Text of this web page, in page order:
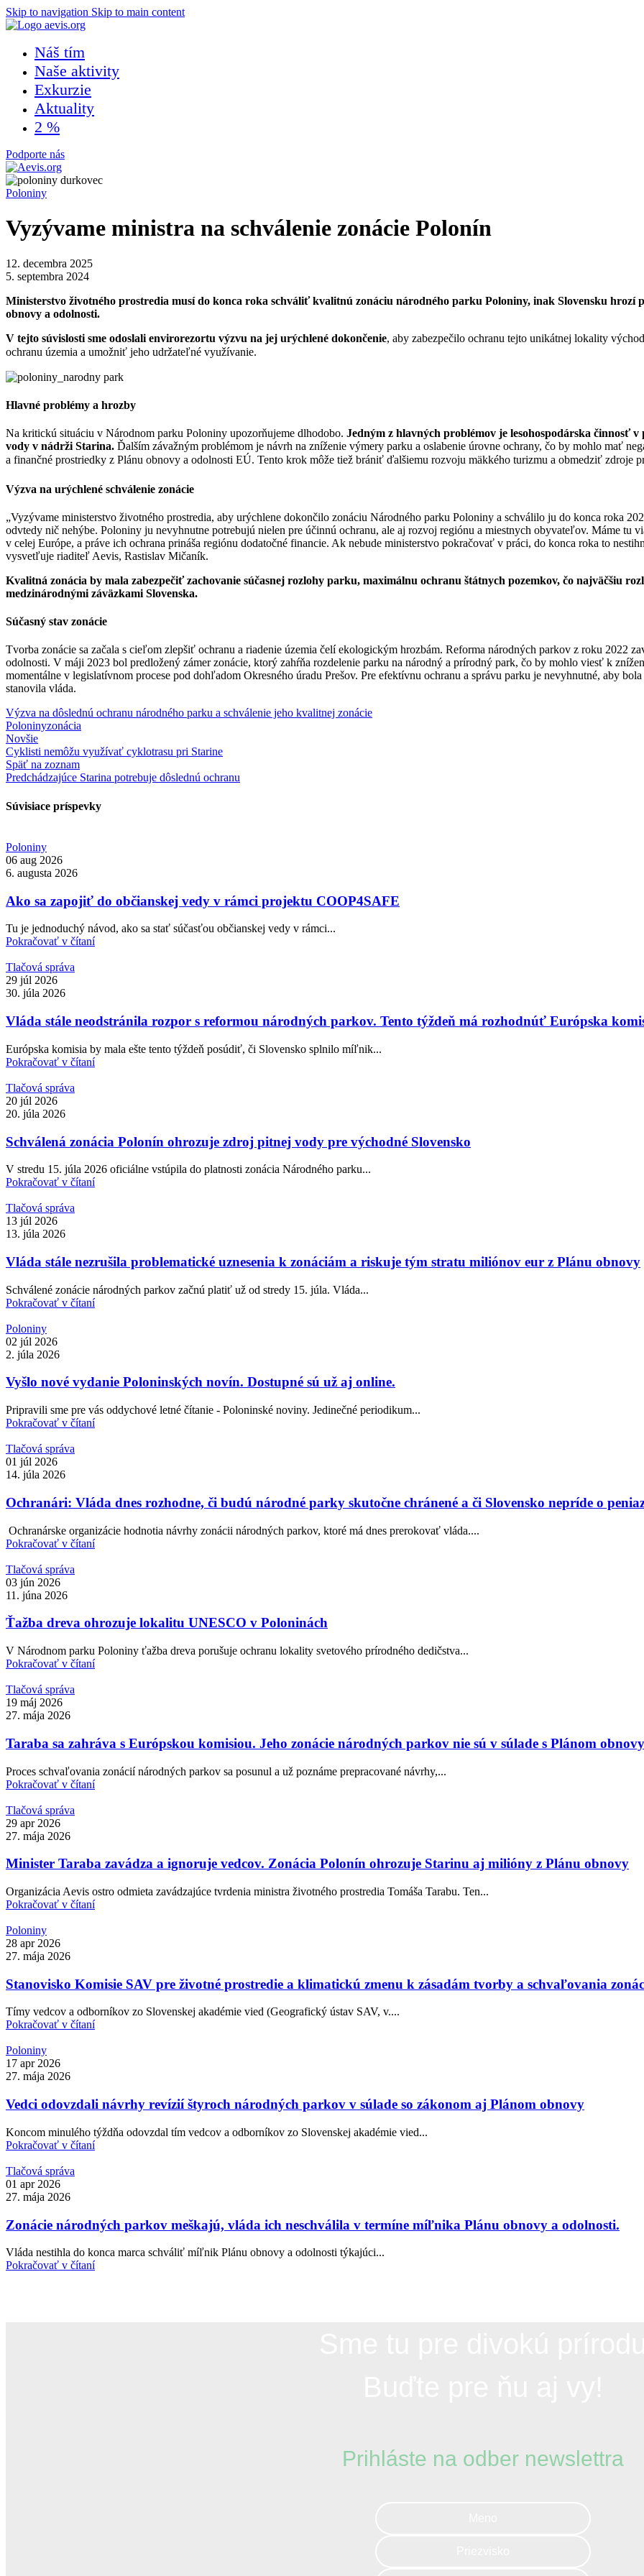
Skip to navigation Skip to main content
Náš tím
Naše aktivity
Exkurzie
Aktuality
2 %
Podporte nás
Poloniny
Vyzývame ministra na schválenie zonácie Polonín
12. decembra 2025
5. septembra 2024
Ministerstvo životného prostredia musí do konca roka schváliť kvalitnú zonáciu národného parku Poloniny, inak Slovensku
obnovy a odolnosti.
V tejto súvislosti sme odoslali envirorezortu výzvu na jej urýchlené dokončenie, aby zabezpečilo ochranu tejto unikátnej lokality
ochranu územia a umožniť jeho udržateľné využívanie.
Hlavné problémy a hrozby
Na kritickú situáciu v Národnom parku Poloniny upozorňujeme dlhodobo. Jedným z hlavných problémov je lesohospodárska činnosť
vody v nádrži Starina. Ďalším závažným problémom je návrh na zníženie výmery parku a oslabenie úrovne ochrany, čo by mohlo mať
a finančné prostriedky z Plánu obnovy a odolnosti EÚ. Tento krok môže tiež brániť ďalšiemu rozvoju mäkkého turizmu a obmedziť zdroje
Výzva na urýchlené schválenie zonácie
„Vyzývame ministerstvo životného prostredia, aby urýchlene dokončilo zonáciu Národného parku Poloniny a schválilo ju do konca roka
odvtedy nič nehýbe. Poloniny ju nevyhnutne potrebujú nielen pre účinnú ochranu, ale aj rozvoj regiónu a miestnych obyvateľov. Máme tu
v celej Európe, a práve ich ochrana prináša regiónu dodatočné financie. Ak nebude ministerstvo pokračovať v práci, do konca roka to
vysvetľuje riaditeľ Aevis, Rastislav Mičaník.
Kvalitná zonácia by mala zabezpečiť zachovanie súčasnej rozlohy parku, maximálnu ochranu štátnych pozemkov, čo najväčšiu
medzinárodnými záväzkami Slovenska.
Súčasný stav zonácie
Tvorba zonácie sa začala s cieľom zlepšiť ochranu a riadenie územia čelí ekologickým hrozbám. Reforma národných parkov z roku 2022
odolnosti. V máji 2023 bol predložený zámer zonácie, ktorý zahŕňa rozdelenie parku na národný a prírodný park, čo by mohlo viesť k
momentálne v legislatívnom procese pod dohľadom Okresného úradu Prešov. Pre efektívnu ochranu a správu parku je nevyhnutné, aby
stanovila vláda.
Výzva na dôslednú ochranu národného parku a schválenie jeho kvalitnej zonácie
Poloninyzonácia
Novšie
Cyklisti nemôžu využívať cyklotrasu pri Starine
Späť na zoznam
Predchádzajúce Starina potrebuje dôslednú ochranu
Súvisiace príspevky
Poloniny
06 aug 2026
6. augusta 2026
Ako sa zapojiť do občianskej vedy v rámci projektu COOP4SAFE
Tu je jednoduchý návod, ako sa stať súčasťou občianskej vedy v rámci...
Pokračovať v čítaní
Tlačová správa
29 júl 2026
30. júla 2026
Vláda stále neodstránila rozpor s reformou národných parkov. Tento týždeň má rozhodnúť Európska
Európska komisia by mala ešte tento týždeň posúdiť, či Slovensko splnilo míľnik...
Pokračovať v čítaní
Tlačová správa
20 júl 2026
20. júla 2026
Schválená zonácia Polonín ohrozuje zdroj pitnej vody pre východné Slovensko
V stredu 15. júla 2026 oficiálne vstúpila do platnosti zonácia Národného parku...
Pokračovať v čítaní
Tlačová správa
13 júl 2026
13. júla 2026
Vláda stále nezrušila problematické uznesenia k zonáciám a riskuje tým stratu miliónov eur z Plánu obnovy
Schválené zonácie národných parkov začnú platiť už od stredy 15. júla. Vláda...
Pokračovať v čítaní
Poloniny
02 júl 2026
2. júla 2026
Vyšlo nové vydanie Poloninských novín. Dostupné sú už aj online.
Pripravili sme pre vás oddychové letné čítanie - Poloninské noviny. Jedinečné periodikum...
Pokračovať v čítaní
Tlačová správa
01 júl 2026
14. júla 2026
Ochranári: Vláda dnes rozhodne, či budú národné parky skutočne chránené a či Slovensko nepríde o
Ochranárske organizácie hodnotia návrhy zonácii národných parkov, ktoré má dnes prerokovať vláda....
Pokračovať v čítaní
Tlačová správa
03 jún 2026
11. júna 2026
Ťažba dreva ohrozuje lokalitu UNESCO v Poloninách
V Národnom parku Poloniny ťažba dreva porušuje ochranu lokality svetového prírodného dedičstva...
Pokračovať v čítaní
Tlačová správa
19 máj 2026
27. mája 2026
Taraba sa zahráva s Európskou komisiou. Jeho zonácie národných parkov nie sú v súlade s Plánom
Proces schvaľovania zonácií národných parkov sa posunul a už poznáme prepracované návrhy,...
Pokračovať v čítaní
Tlačová správa
29 apr 2026
27. mája 2026
Minister Taraba zavádza a ignoruje vedcov. Zonácia Polonín ohrozuje Starinu aj milióny z Plánu obnovy
Organizácia Aevis ostro odmieta zavádzajúce tvrdenia ministra životného prostredia Tomáša Tarabu. Ten...
Pokračovať v čítaní
Poloniny
28 apr 2026
27. mája 2026
Stanovisko Komisie SAV pre životné prostredie a klimatickú zmenu k zásadám tvorby a schvaľovania
Tímy vedcov a odborníkov zo Slovenskej akadémie vied (Geografický ústav SAV, v....
Pokračovať v čítaní
Poloniny
17 apr 2026
27. mája 2026
Vedci odovzdali návrhy revízií štyroch národných parkov v súlade so zákonom aj Plánom obnovy
Koncom minulého týždňa odovzdal tím vedcov a odborníkov zo Slovenskej akadémie vied...
Pokračovať v čítaní
Tlačová správa
01 apr 2026
27. mája 2026
Zonácie národných parkov meškajú, vláda ich neschválila v termíne míľnika Plánu obnovy a odolnosti.
Vláda nestihla do konca marca schváliť míľnik Plánu obnovy a odolnosti týkajúci...
Pokračovať v čítaní
Prihláste na odber newslettra